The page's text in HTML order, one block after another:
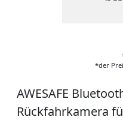
*der
AWESAFE
Rückfahrkamera